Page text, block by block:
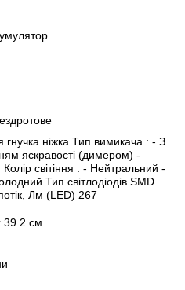
гнучка ніжка Тип вимикача : - З
яскравості (димером) -
світіння : - Нейтральний -
Тип світлодіодів SMD
Лм (LED) 267
39.2 см